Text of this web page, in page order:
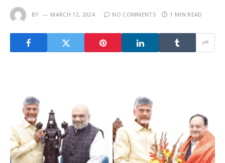
BY MARCH 12, 2024 NO COMMENTS 1 MIN READ